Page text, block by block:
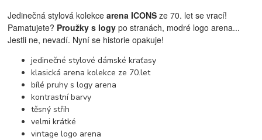
Jedinečná stylová kolekce arena ICONS ze 70. let se vrací!
Pamatujete? Proužky s logy po stranách, modré logo arena...
Jestli ne, nevadí. Nyní se historie opakuje!
jedinečné stylové dámské kraťasy
klasická arena kolekce ze 70.let
bílé pruhy s logy arena
kontrastní barvy
těsný střih
velmi krátké
vintage logo arena